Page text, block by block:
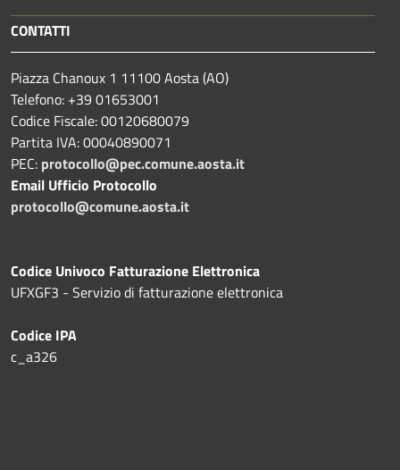
CONTATTI
Piazza Chanoux 1 11100 Aosta (AO)
Telefono: +39 01653001
Codice Fiscale: 00120680079
Partita IVA: 00040890071
PEC: protocollo@pec.comune.aosta.it
Email Ufficio Protocollo
protocollo@comune.aosta.it
Codice Univoco Fatturazione Elettronica
UFXGF3 - Servizio di fatturazione elettronica
Codice IPA
c_a326